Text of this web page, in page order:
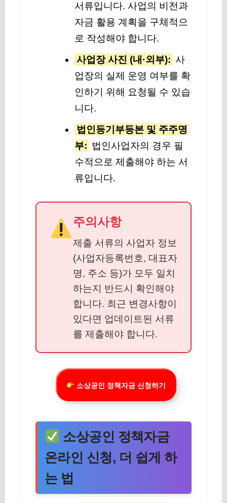
서류입니다. 사업의 비전과
자금 활용 계획을 구체적으
로 작성해야 합니다.
사업장 사진 (내·외부): 사
업장의 실제 운영 여부를 확
인하기 위해 요청될 수 있습
니다.
법인등기부등본 및 주주명
부: 법인사업자의 경우 필
수적으로 제출해야 하는 서
류입니다.
주의사항
제출 서류의 사업자 정보
(사업자등록번호, 대표자
명, 주소 등)가 모두 일치
하는지 반드시 확인해야
합니다. 최근 변경사항이
있다면 업데이트된 서류
를 제출해야 합니다.
소상공인 정책자금 신청하기
소상공인 정책자금
온라인 신청, 더 쉽게 하
는 법